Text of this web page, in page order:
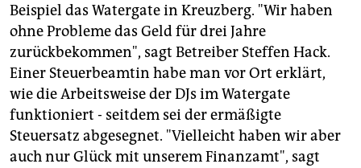
Beispiel das Watergate in Kreuzberg. "Wir haben
ohne Probleme das Geld für drei Jahre
zurückbekommen", sagt Betreiber Steffen Hack.
Einer Steuerbeamtin habe man vor Ort erklärt,
wie die Arbeitsweise der DJs im Watergate
funktioniert - seitdem sei der ermäßigte
Steuersatz abgesegnet. "Vielleicht haben wir aber
auch nur Glück mit unserem Finanzamt", sagt